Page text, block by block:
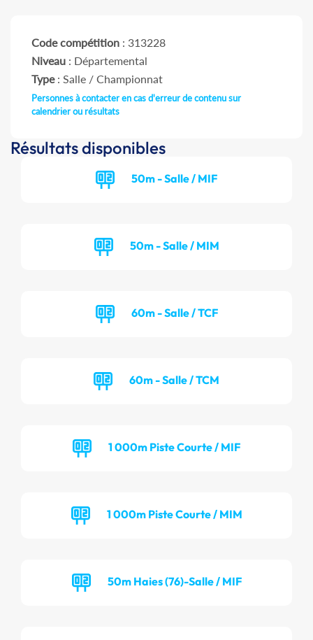
Code compétition : 313228
Niveau : Départemental
Type: Salle / Championnat
Personnes à contacter en cas d'erreur de contenu sur
calendrier ou résultats
Résultats disponibles
50m - Salle / MIF
50m - Salle / MIM
60m - Salle / TCF
60m - Salle / TCM
1 000m Piste Courte / MIF
1 000m Piste Courte / MIM
50m Haies (76)-Salle / MIF